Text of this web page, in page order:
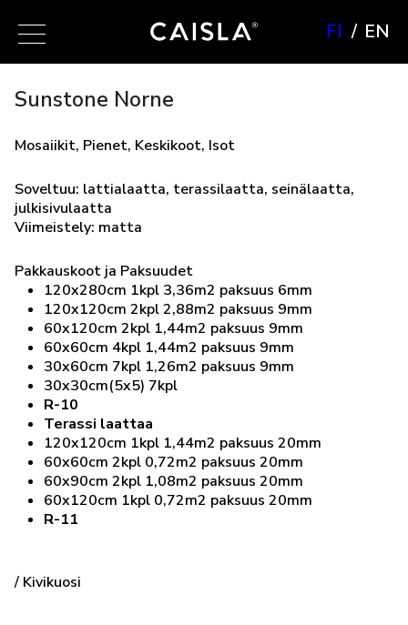
FI EN
Sunstone Norne
Mosaiikit, Pienet, Keskikoot, Isot
Soveltuu: lattialaatta, terassilaatta, seinälaatta,
julkisivulaatta
Viimeistely: matta
Pakkauskoot ja Paksuudet
120x280cm 1kpl 3,36m2 paksuus 6mm
120x120cm 2kpl 2,88m2 paksuus 9mm
60x120cm 2kpl 1,44m2 paksuus 9mm
60x60cm 4kpl 1,44m2 paksuus 9mm
30x60cm 7kpl 1,26m2 paksuus 9mm
30x30cm(5x5) 7kpl
R-10
Terassi laattaa
120x120cm 1kpl 1,44m2 paksuus 20mm
60x60cm 2kpl 0,72m2 paksuus 20mm
60x90cm 2kpl 1,08m2 paksuus 20mm
60x120cm 1kpl 0,72m2 paksuus 20mm
R-11
/ Kivikuosi